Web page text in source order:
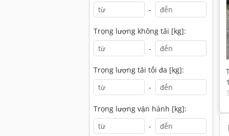
-
Trọng lượng không tải [kg]:
-
Trọng lượng tải tối đa [kg]:
-
Trọng lượng vận hành [kg]:
-